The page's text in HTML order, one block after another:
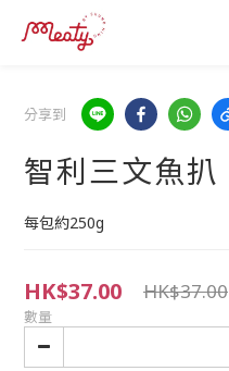
分享到
智利三文魚扒
每包約250g
HK$37.00 HK$37.00
數量